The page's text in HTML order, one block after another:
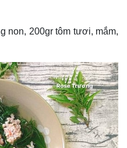
non, 200gr tôm tươi, mắm,